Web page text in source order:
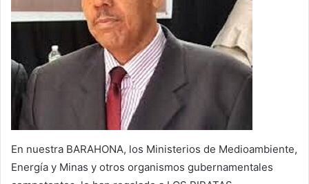
En nuestra BARAHONA, los Ministerios de Medioambiente,
Energía y Minas y otros organismos gubernamentales